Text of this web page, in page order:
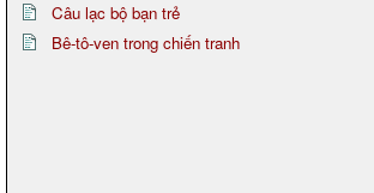
Câu lạc bộ bạn trẻ
Bê-tô-ven trong chiến tranh